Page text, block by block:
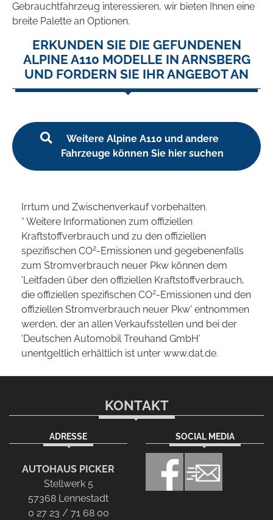
Gebrauchtfahrzeug interessieren, wir bieten Ihnen eine
breite Palette an Optionen.
ERKUNDEN SIE DIE GEFUNDENEN
ALPINE A110 MODELLE IN ARNSBERG
UND FORDERN SIE IHR ANGEBOT AN
Weitere Alpine A110 und andere
Fahrzeuge können Sie hier suchen
Irrtum und Zwischenverkauf vorbehalten.
* Weitere Informationen zum offiziellen
Kraftstoffverbrauch und zu den offiziellen
spezifischen CO2-Emissionen und gegebenenfalls
zum Stromverbrauch neuer Pkw können dem
'Leitfaden über den offiziellen Kraftstoffverbrauch,
die offiziellen spezifischen CO2-Emissionen und den
offiziellen Stromverbrauch neuer Pkw' entnommen
werden, der an allen Verkaufsstellen und bei der
'Deutschen Automobil Treuhand GmbH'
unentgeltlich erhältlich ist unter www.dat.de.
KONTAKT
ADRESSE
AUTOHAUS PICKER
Stellwerk 5
57368 Lennestadt
0 27 23 / 71 68 00
SOCIAL MEDIA